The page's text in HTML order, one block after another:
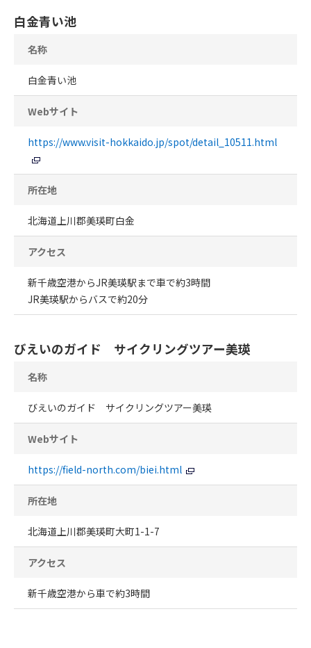
白金青い池
名称
白金青い池
Webサイト
https://www.visit-hokkaido.jp/spot/detail_10511.html
所在地
北海道上川郡美瑛町白金
アクセス
新千歳空港からJR美瑛駅まで車で約3時間
JR美瑛駅からバスで約20分
びえいのガイド サイクリングツアー美瑛
名称
びえいのガイド サイクリングツアー美瑛
Webサイト
https://field-north.com/biei.html
所在地
北海道上川郡美瑛町大町1-1-7
アクセス
新千歳空港から車で約3時間